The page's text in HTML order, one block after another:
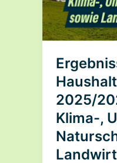
2025/
Klima-,